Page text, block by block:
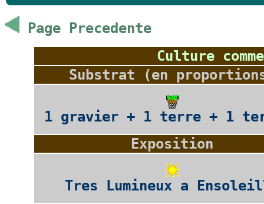
Page Precedente
Culture
Substrat (en
1 gravier + 1 terre + 1
Exposition
Tres Lumineux a